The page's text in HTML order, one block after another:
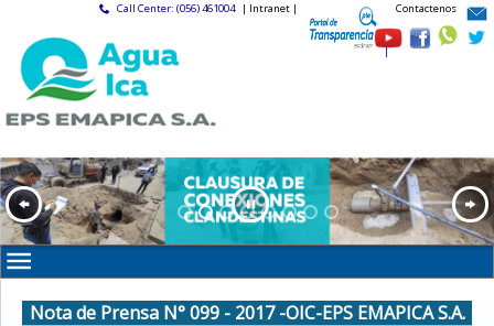
Call Center: (056) 461004 | Intranet |
|
Contactenos
Nota de Prensa N° 099 - 2017 -OIC-EPS EMAPICA S.A.